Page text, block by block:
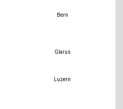
Bern
Glarus
Luzern